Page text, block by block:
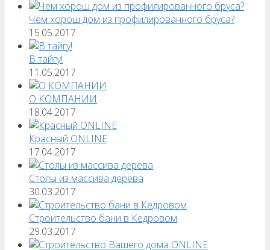
Чем хорош дом из профилированного бруса?
15.05.2017
В тайгу!
11.05.2017
О КОМПАНИИ
18.04.2017
Красный ONLINE
17.04.2017
Столы из массива дерева
30.03.2017
Строительство бани в Кедровом
29.03.2017